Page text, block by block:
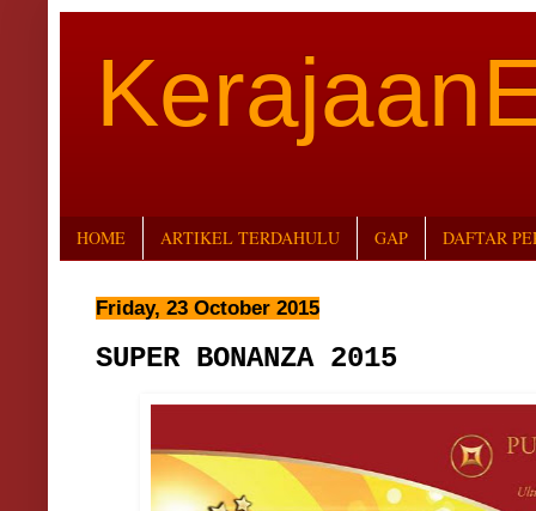
HOME ARTIKEL TERDAHULU GAP DAFTAR
Friday, 23 October 2015
SUPER BONANZA 2015